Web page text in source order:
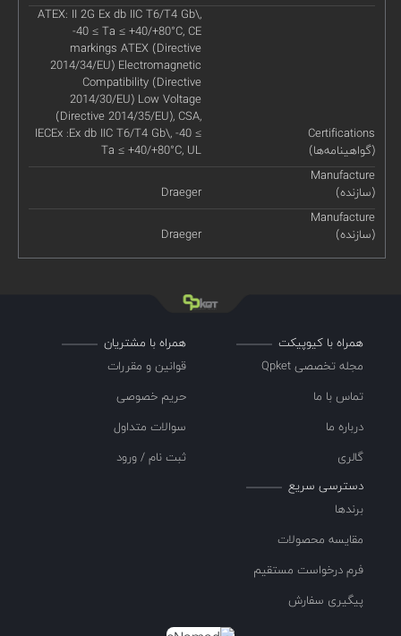
Certifications
(گواهینامه‌ها)
ATEX: II 2G Ex db IIC T6/T4 Gb\,
-40 ≤ Ta ≤ +40/+80°C, CE
markings ATEX (Directive
2014/34/EU) Electromagnetic
Compatibility (Directive
2014/30/EU) Low Voltage
(Directive 2014/35/EU), CSA,
IECEx :Ex db IIC T6/T4 Gb\, -40 ≤
Ta ≤ +40/+80°C, UL
Manufacture
(سازنده)
Draeger
Manufacture
(سازنده)
Draeger
همراه با کیوپیکت
مجله تخصصی Qpket
تماس با ما
درباره ما
گالری
همراه با مشتریان
قوانین و مقررات
حریم خصوصی
سوالات متداول
ثبت نام / ورود
دسترسی سریع
برندها
مقایسه محصولات
فرم درخواست مستقیم
پیگیری سفارش